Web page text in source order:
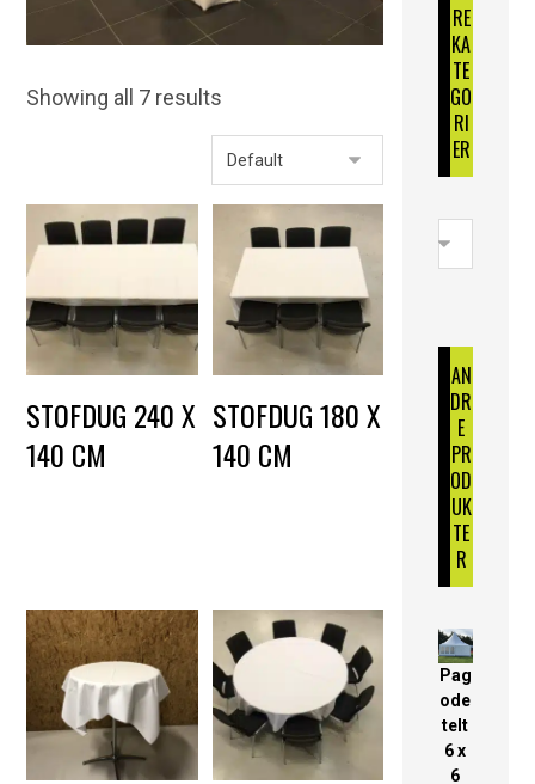
Showing all 7 results
STOFDUG 240 X
140 CM
STOFDUG 180 X
140 CM
RE
KA
TE
GO
RI
ER
AN
DR
E
PR
OD
UK
TE
R
Pag
ode
telt
6 x
6